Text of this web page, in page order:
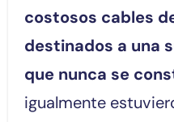
costosos cables
destinados a una
que nunca se
igualmente